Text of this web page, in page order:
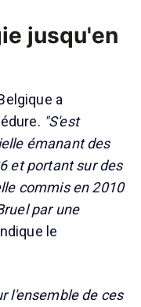
jusqu'en
a
"S'est
émanant des
et portant sur des
commis en 2010
par une
le
l'ensemble de ces